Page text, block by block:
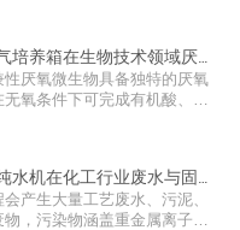
培养箱在生物技术领域厌氧
性厌氧微生物具备独特的厌氧
氧条件下可完成有机酸、醇
水机在化工行业废水与固废
产生大量工艺废水、污泥、
，污染物涵盖重金属离子、